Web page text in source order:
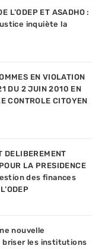
L’ODEP ET ASADHO :
inquiète la
EN VIOLATION
DU 2 JUIN 2010 EN
CONTROLE CITOYEN
DELIBEREMENT
LA PRESIDENCE
des finances
nouvelle
briser les institutions